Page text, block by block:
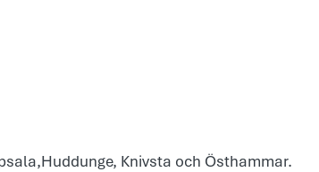
Knivsta och Östhammar.